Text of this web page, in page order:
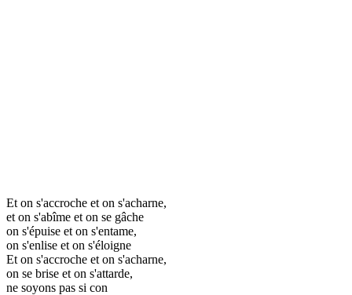
Et on s'accroche et on s'acharne,
et on s'abîme et on se gâche
on s'épuise et on s'entame,
on s'enlise et on s'éloigne
Et on s'accroche et on s'acharne,
on se brise et on s'attarde,
ne soyons pas si con